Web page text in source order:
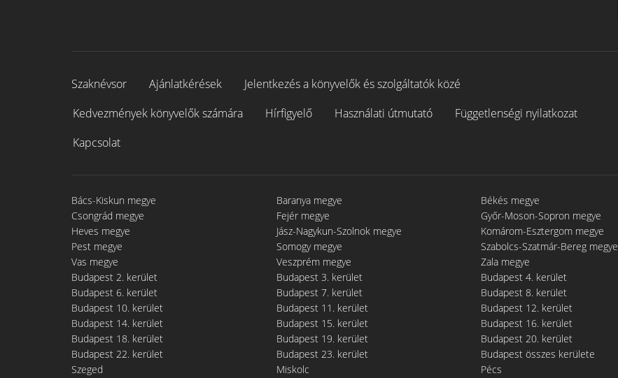
Szaknévsor Ajánlatkérések
Jelentkezés a könyvelők és szolgáltatók közé
Kedvezmények könyvelők számára
Hírfigyelő Használati útmutató
Függetlenségi nyilatkozat
Kapcsolat
Bács-Kiskun megye Baranya megye Békés megye
Csongrád megye
Fejér megye Győr-Moson-Sopron megye
Heves megye
Jász-Nagykun-Szolnok megye Komárom-Esztergom megye
Pest megye
Somogy megye Szabolcs-Szatmár-Bereg megye
Vas megye
Veszprém megye Zala megye
Budapest 2. kerület
Budapest 3. kerület Budapest 4. kerület
Budapest 6. kerület
Budapest 7. kerület Budapest 8. kerület
Budapest 10. kerület
Budapest 11. kerület Budapest 12. kerület
Budapest 14. kerület
Budapest 15. kerület Budapest 16. kerület
Budapest 18. kerület
Budapest 19. kerület Budapest 20. kerület
Budapest 22. kerület
Budapest 23. kerület Budapest összes kerülete
Szeged
Miskolc Pécs